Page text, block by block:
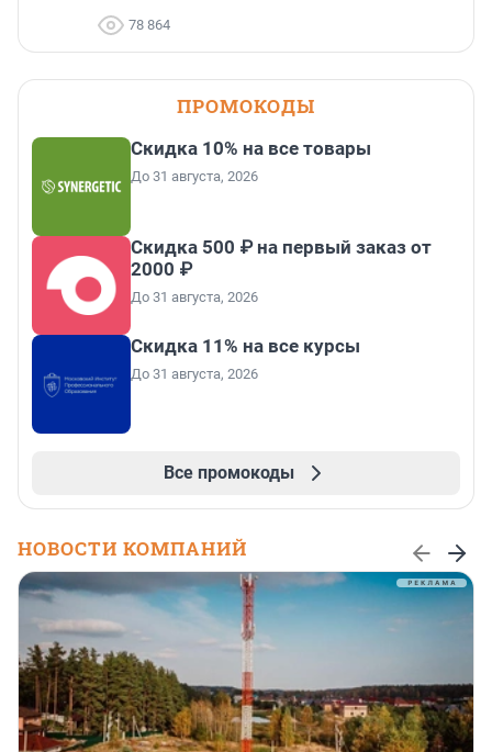
78 864
ПРОМОКОДЫ
Скидка 10% на все товары
До 31 августа, 2026
Скидка 500 ₽ на первый заказ от
2000 ₽
До 31 августа, 2026
Скидка 11% на все курсы
До 31 августа, 2026
Все промокоды
НОВОСТИ КОМПАНИЙ